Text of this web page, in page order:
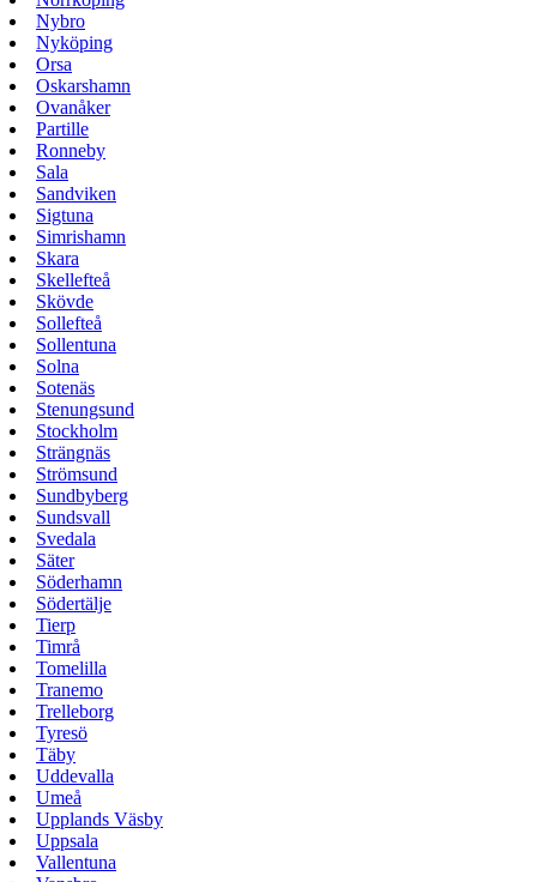
Nybro
Nyköping
Orsa
Oskarshamn
Ovanåker
Partille
Ronneby
Sala
Sandviken
Sigtuna
Simrishamn
Skara
Skellefteå
Skövde
Sollefteå
Sollentuna
Solna
Sotenäs
Stenungsund
Stockholm
Strängnäs
Strömsund
Sundbyberg
Sundsvall
Svedala
Säter
Söderhamn
Södertälje
Tierp
Timrå
Tomelilla
Tranemo
Trelleborg
Tyresö
Täby
Uddevalla
Umeå
Upplands Väsby
Uppsala
Vallentuna